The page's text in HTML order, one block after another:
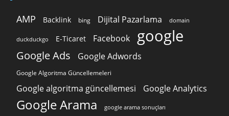
AMP Backlink bing Dijital Pazarlama domain
duckduckgo E-Ticaret Facebook google
Google Ads Google Adwords
Google Algoritma Güncellemeleri
Google algoritma güncellemesi Google Analytics
Google Arama google arama sonuçları